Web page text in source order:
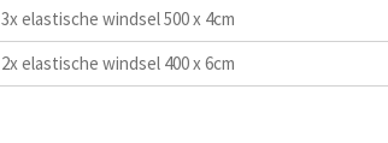
3x elastische windsel 500 x 4cm
2x elastische windsel 400 x 6cm